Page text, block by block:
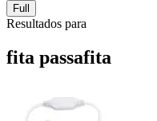
Full
Resultados para
fita passafita